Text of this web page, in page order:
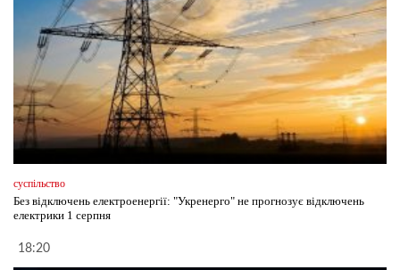
суспільство
Без відключень електроенергії: "Укренерго" не прогнозує відключень
електрики 1 серпня
18:20